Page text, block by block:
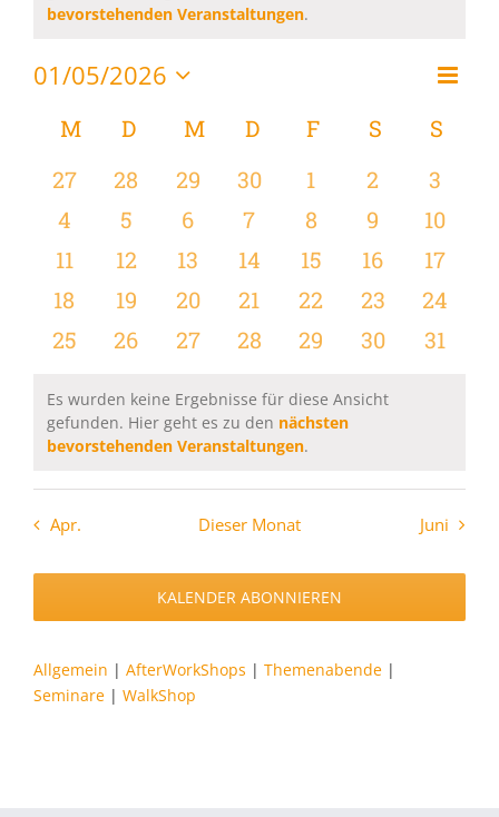
bevorstehenden Veranstaltungen.
Monat
01/05/2026
wählen.
Kalender
von
Veranstaltungen
MMONTAG
D DIENSTAG
MMITTWOCH
D DONNERSTAG
F FREITAG
S SAMSTAG
S
0
Veranstaltungen
27
0
Veranstaltungen
28
0
Veranstaltungen
29
0
Veranstaltungen
30
0
Veranstaltungen
1
0
2
0
3
0
Veranstaltungen
4
0
Veranstaltungen
5
0
Veranstaltungen
6
0
Veranstaltungen
7
0
Veranstaltungen
8
0
9
0
10
0
Veranstaltungen
11
0
Veranstaltungen
12
0
Veranstaltungen
13
0
Veranstaltungen
14
0
Veranstaltungen
15
0
16
0
17
0
Veranstaltungen
18
0
Veranstaltungen
19
0
Veranstaltungen
20
0
Veranstaltungen
21
0
Veranstaltungen
22
0
23
0
24
0
25
0
26
0
27
0
28
0
29
0
30
0
31
Hinweis
Es wurden keine Ergebnisse für diese Ansicht
gefunden. Hier geht es zu den nächsten
bevorstehenden Veranstaltungen.
Apr. Dieser Monat Juni
KALENDER ABONNIEREN
Allgemein | AfterWorkShops | Themenabende |
Seminare | WalkShop